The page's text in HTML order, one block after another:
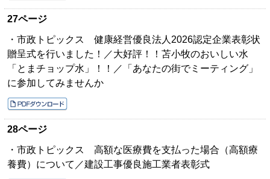
27ページ
・市政トピックス 健康経営優良法人2026認定企業表彰状
贈呈式を行いました！／大好評！！苫小牧のおいしい水
「とまチョップ水」！！／「あなたの街でミーティング」
に参加してみませんか
28ページ
・市政トピックス 高額な医療費を支払った場合（高額療
養費）について／建設工事優良施工業者表彰式